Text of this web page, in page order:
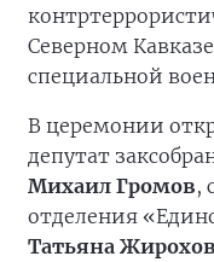
Северном
специальной
В церемонии
депутат
Михаил Громов,
отделения
Татьяна